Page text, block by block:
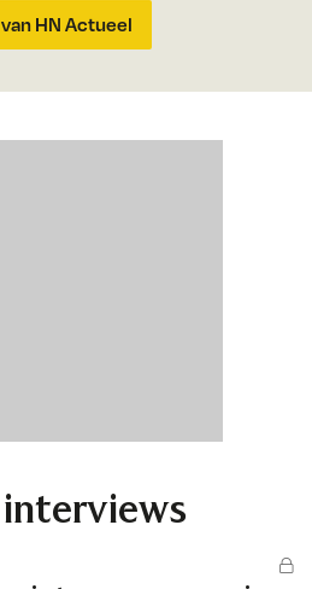
HN Actueel